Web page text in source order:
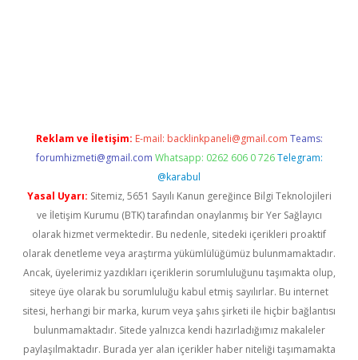
Reklam ve İletişim: E-mail: backlinkpaneli@gmail.com Teams:
forumhizmeti@gmail.com Whatsapp: 0262 606 0 726 Telegram:
@karabul
Yasal Uyarı: Sitemiz, 5651 Sayılı Kanun gereğince Bilgi Teknolojileri
ve İletişim Kurumu (BTK) tarafından onaylanmış bir Yer Sağlayıcı
olarak hizmet vermektedir. Bu nedenle, sitedeki içerikleri proaktif
olarak denetleme veya araştırma yükümlülüğümüz bulunmamaktadır.
Ancak, üyelerimiz yazdıkları içeriklerin sorumluluğunu taşımakta olup,
siteye üye olarak bu sorumluluğu kabul etmiş sayılırlar. Bu internet
sitesi, herhangi bir marka, kurum veya şahıs şirketi ile hiçbir bağlantısı
bulunmamaktadır. Sitede yalnızca kendi hazırladığımız makaleler
paylaşılmaktadır. Burada yer alan içerikler haber niteliği taşımamakta